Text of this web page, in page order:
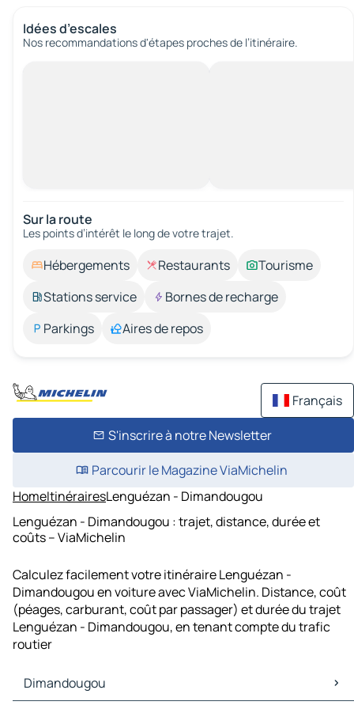
Idées d’escales
Nos recommandations d'étapes proches de l’itinéraire.
Sur la route
Les points d’intérêt le long de votre trajet.
Hébergements Restaurants
Tourisme
Stations service
Bornes de recharge
Parkings
Aires de repos
Français
S'inscrire à notre Newsletter
Parcourir le Magazine ViaMichelin
HomeItinérairesLenguézan - Dimandougou
Lenguézan - Dimandougou : trajet, distance, durée et
coûts – ViaMichelin
Calculez facilement votre itinéraire Lenguézan -
Dimandougou en voiture avec ViaMichelin. Distance, coût
(péages, carburant, coût par passager) et durée du trajet
Lenguézan - Dimandougou, en tenant compte du trafic
routier
Dimandougou